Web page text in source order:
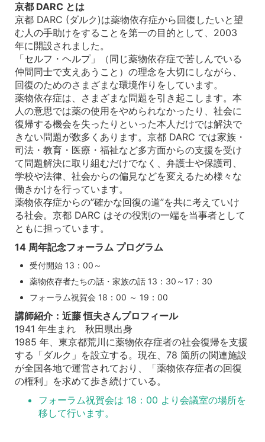
京都 DARC とは
京都 DARC (ダルク)は薬物依存症から回復したいと望
む人の手助けをすることを第一の目的として、2003
年に開設されました。
「セルフ・ヘルプ」（同じ薬物依存症で苦しんでいる
仲間同士で支えあうこと）の理念を大切にしながら、
回復のためのさまざまな環境作りをしています。
薬物依存症は、さまざまな問題を引き起こします。本
人の意思では薬の使用をやめられなかったり、社会に
復帰する機会を失ったりといった本人だけでは解決で
きない問題が数多くあります。京都 DARC では家族・
司法・教育・医療・福祉など多方面からの支援を受け
て問題解決に取り組むだけでなく、弁護士や保護司、
学校や法律、社会からの偏見などを変えるため様々な
働きかけを行っています。
薬物依存症からの”確かな回復の道”を共に考えていけ
る社会。京都 DARC はその役割の一端を当事者として
ともに担っています。
14 周年記念フォーラム プログラム
受付開始 13：00～
薬物依存者たちの話・家族の話 13：30～17：30
フォーラム祝賀会 18：00 ～ 19：00
講師紹介：近藤 恒夫さんプロフィール
1941 年生まれ 秋田県出身
1985 年、東京都荒川に薬物依存症者の社会復帰を支援
する「ダルク」を設立する。現在、78 箇所の関連施設
が全国各地で運営されており、「薬物依存症者の回復
の権利」を求めて歩き続けている。
フォーラム祝賀会は 18：00 より会議室の場所を
移して行います。